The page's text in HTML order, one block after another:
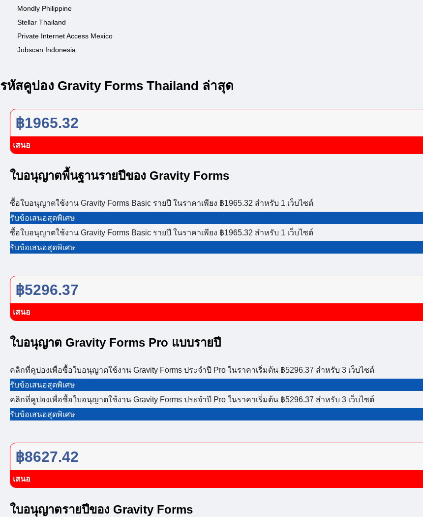
Mondly Philippine
Stellar Thailand
Private Internet Access Mexico
Jobscan Indonesia
รหัสคูปอง Gravity Forms Thailand ล่าสุด
฿1965.32
เสนอ
ใบอนุญาตพื้นฐานรายปีของ Gravity Forms
ซื้อใบอนุญาตใช้งาน Gravity Forms Basic รายปี ในราคาเพียง ฿1965.32 สำหรับ 1 เว็บไซต์
รับข้อเสนอสุดพิเศษ
ซื้อใบอนุญาตใช้งาน Gravity Forms Basic รายปี ในราคาเพียง ฿1965.32 สำหรับ 1 เว็บไซต์
รับข้อเสนอสุดพิเศษ
฿5296.37
เสนอ
ใบอนุญาต Gravity Forms Pro แบบรายปี
คลิกที่คูปองเพื่อซื้อใบอนุญาตใช้งาน Gravity Forms ประจำปี Pro ในราคาเริ่มต้น ฿5296.37 สำหรับ 3 เว็บไซต์
รับข้อเสนอสุดพิเศษ
คลิกที่คูปองเพื่อซื้อใบอนุญาตใช้งาน Gravity Forms ประจำปี Pro ในราคาเริ่มต้น ฿5296.37 สำหรับ 3 เว็บไซต์
รับข้อเสนอสุดพิเศษ
฿8627.42
เสนอ
ใบอนุญาตรายปีของ Gravity Forms